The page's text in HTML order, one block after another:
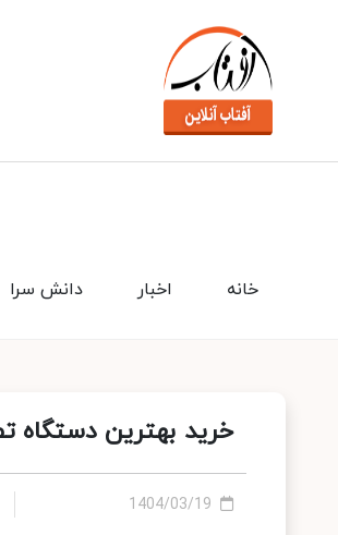
دانش سرا اخبار خانه
خرید بهترین دستگاه
1404/03/19